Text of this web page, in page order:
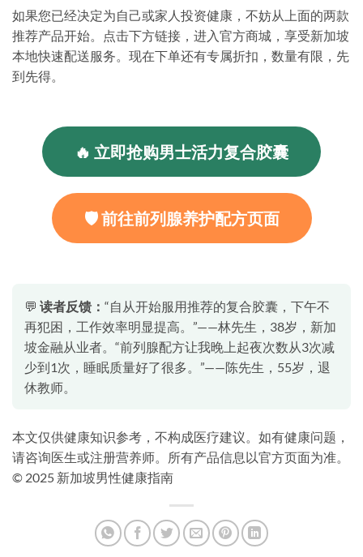
如果您已经决定为自己或家人投资健康，不妨从上面的两款
推荐产品开始。点击下方链接，进入官方商城，享受新加坡
本地快速配送服务。现在下单还有专属折扣，数量有限，先
到先得。
🔥 立即抢购男士活力复合胶囊
🛡️ 前往前列腺养护配方页面
💬 读者反馈： “自从开始服用推荐的复合胶囊，下午不
再犯困，工作效率明显提高。”——林先生，38岁，新加
坡金融从业者。“前列腺配方让我晚上起夜次数从3次减
少到1次，睡眠质量好了很多。”——陈先生，55岁，退
休教师。
本文仅供健康知识参考，不构成医疗建议。如有健康问题，
请咨询医生或注册营养师。所有产品信息以官方页面为准。
© 2025 新加坡男性健康指南